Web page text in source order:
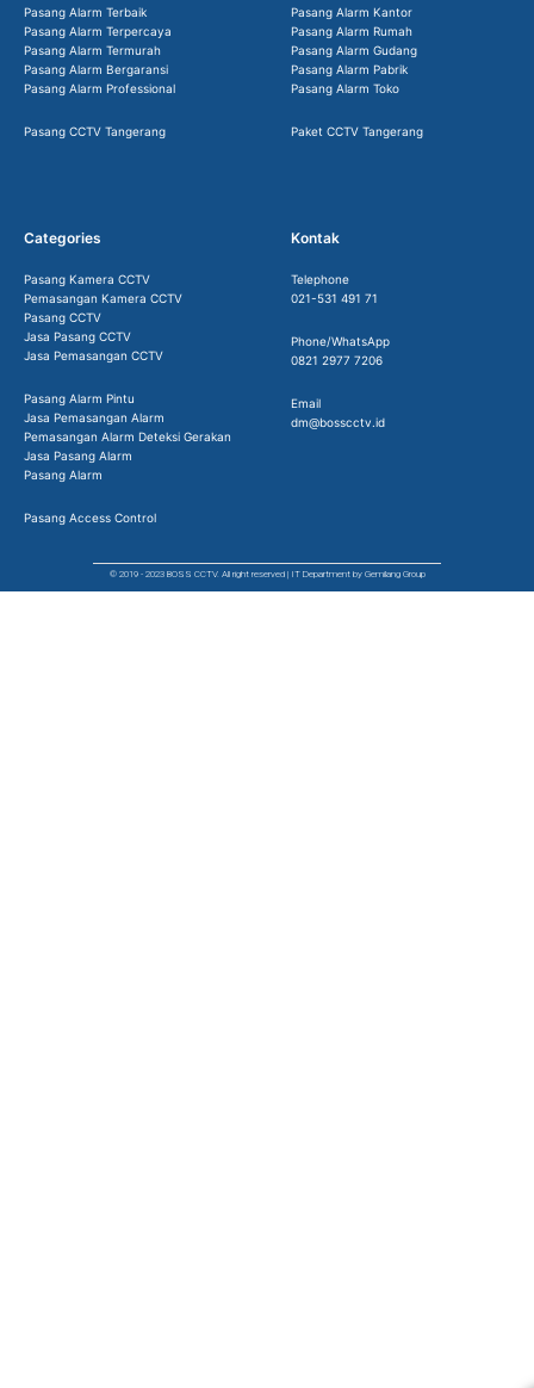
Pasang Alarm Terbaik
Pasang Alarm Terpercaya
Pasang Alarm Termurah
Pasang Alarm Bergaransi
Pasang Alarm Professional
Pasang CCTV Tangerang
Pasang Alarm Kantor
Pasang Alarm Rumah
Pasang Alarm Gudang
Pasang Alarm Pabrik
Pasang Alarm Toko
Paket CCTV Tangerang
Categories
Pasang Kamera CCTV
Pemasangan Kamera CCTV
Pasang CCTV
Jasa Pasang CCTV
Jasa Pemasangan CCTV
Pasang Alarm Pintu
Jasa Pemasangan Alarm
Pemasangan Alarm Deteksi Gerakan
Jasa Pasang Alarm
Pasang Alarm
Pasang Access Control
Kontak
Telephone
021-531 491 71
Phone/WhatsApp
0821 2977 7206
Email
dm@bosscctv.id
© 2019 - 2023 BOSS CCTV. All right reserved | IT Department by Gemilang Group